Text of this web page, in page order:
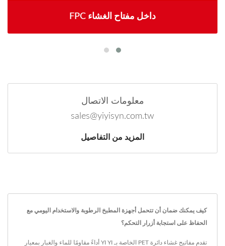
FPC داخل مفتاح الغشاء
معلومات الاتصال
sales@yiyisyn.com.tw
المزيد من التفاصيل
كيف يمكنك ضمان أن تتحمل أجهزة المطبخ الرطوبة والاستخدام اليومي مع
الحفاظ على استجابة أزرار التحكم؟
تقدم مفاتيح غشاء دائرة PET الخاصة بـ YI YI أداءً مقاومًا للماء والغبار بمعيار